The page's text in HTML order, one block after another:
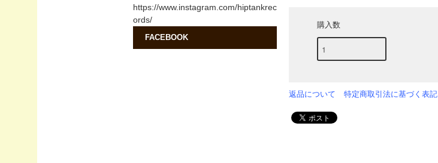
購入数
返品について 特定商取引法に基づく表記
https://www.instagram.com/hiptankrec
ords/
FACEBOOK